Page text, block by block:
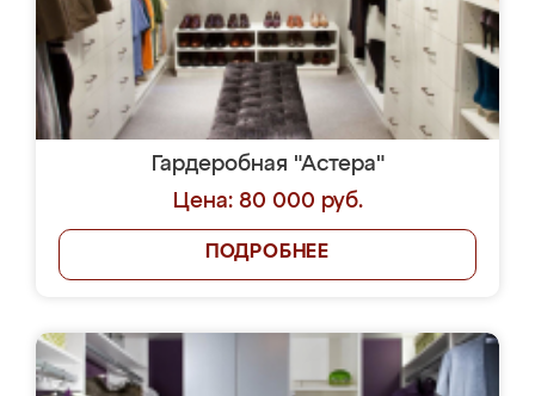
Гардеробная "Астера"
Цена: 80 000 руб.
ПОДРОБНЕЕ